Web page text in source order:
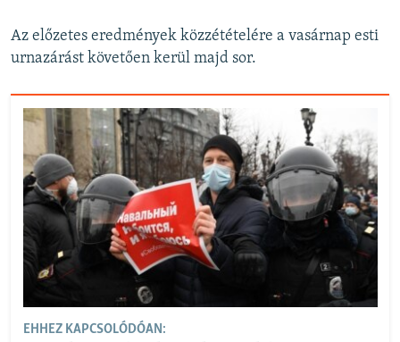
Az előzetes eredmények közzétételére a vasárnap esti
urnazárást követően kerül majd sor.
EHHEZ KAPCSOLÓDÓAN: